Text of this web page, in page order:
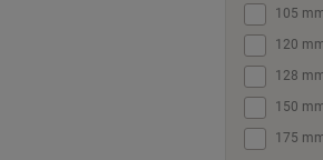
105
120
128
150
175